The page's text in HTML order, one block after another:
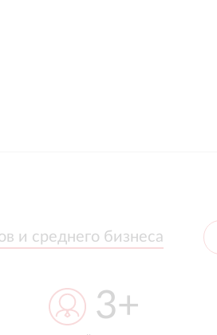
и среднего бизнеса
и среднего бизнеса
3+